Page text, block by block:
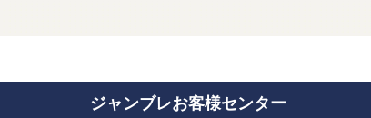
ジャンブレお客様センター